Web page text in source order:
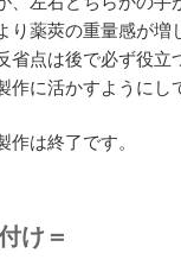
り薬莢の重量感が増
省点は後で必ず役立
作に活かすようにし
作は終了です。
け＝